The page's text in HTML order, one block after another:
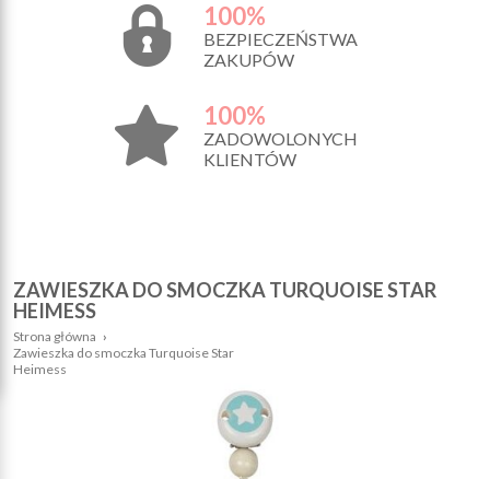
100%
BEZPIECZEŃSTWA
ZAKUPÓW
100%
ZADOWOLONYCH
KLIENTÓW
ZAWIESZKA DO SMOCZKA TURQUOISE STAR
HEIMESS
Strona główna ›
Zawieszka do smoczka Turquoise Star
Heimess